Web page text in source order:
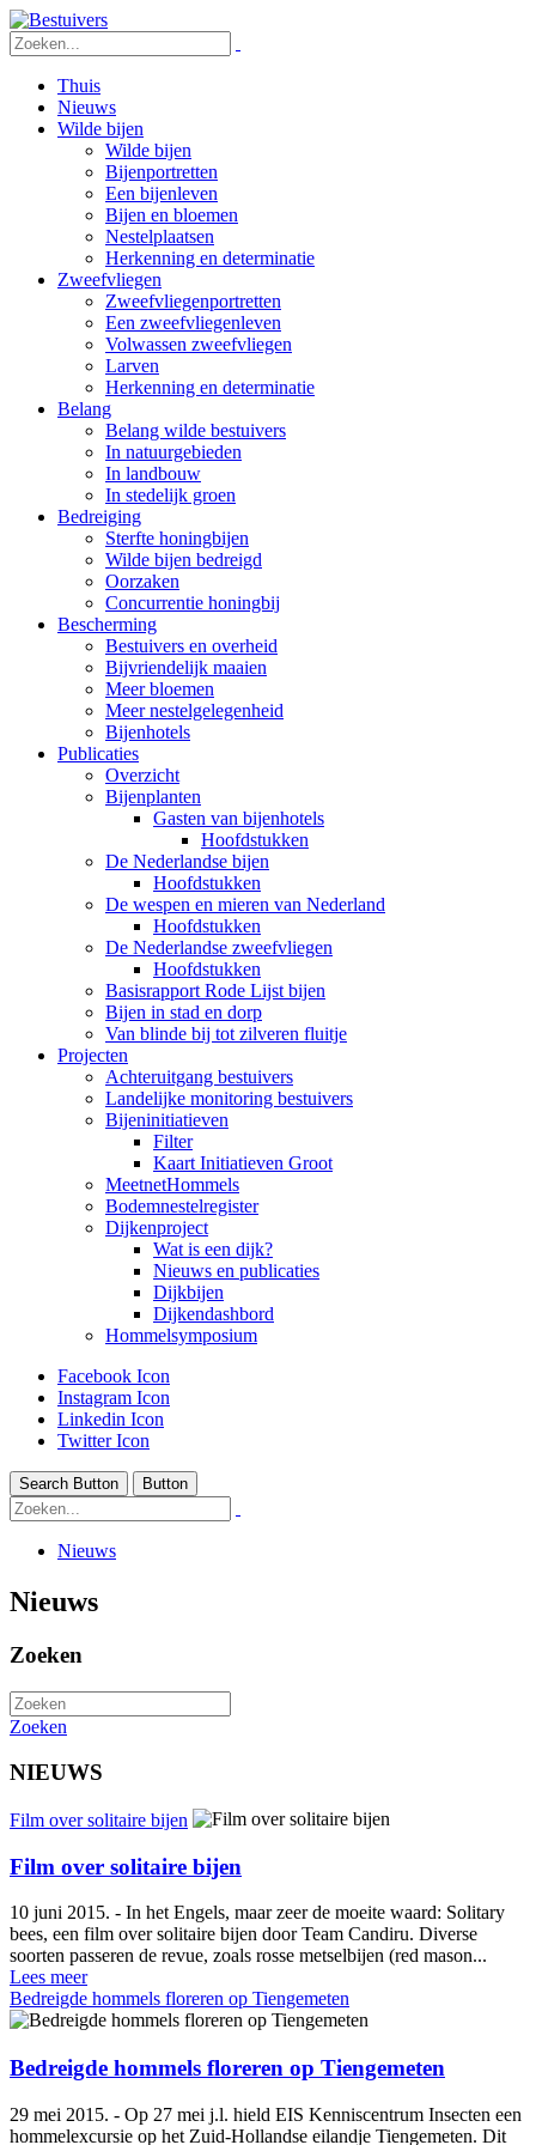
Thuis
Nieuws
Wilde bijen
Wilde bijen
Bijenportretten
Een bijenleven
Bijen en bloemen
Nestelplaatsen
Herkenning en determinatie
Zweefvliegen
Zweefvliegenportretten
Een zweefvliegenleven
Volwassen zweefvliegen
Larven
Herkenning en determinatie
Belang
Belang wilde bestuivers
In natuurgebieden
In landbouw
In stedelijk groen
Bedreiging
Sterfte honingbijen
Wilde bijen bedreigd
Oorzaken
Concurrentie honingbij
Bescherming
Bestuivers en overheid
Bijvriendelijk maaien
Meer bloemen
Meer nestelgelegenheid
Bijenhotels
Publicaties
Overzicht
Bijenplanten
Gasten van bijenhotels
Hoofdstukken
De Nederlandse bijen
Hoofdstukken
De wespen en mieren van Nederland
Hoofdstukken
De Nederlandse zweefvliegen
Hoofdstukken
Basisrapport Rode Lijst bijen
Bijen in stad en dorp
Van blinde bij tot zilveren fluitje
Projecten
Achteruitgang bestuivers
Landelijke monitoring bestuivers
Bijeninitiatieven
Filter
Kaart Initiatieven Groot
MeetnetHommels
Bodemnestelregister
Dijkenproject
Wat is een dijk?
Nieuws en publicaties
Dijkbijen
Dijkendashbord
Hommelsymposium
Facebook Icon
Instagram Icon
Linkedin Icon
Twitter Icon
Search Button Button
Nieuws
Nieuws
Zoeken
Zoeken
NIEUWS
Film over solitaire bijen
Film over solitaire bijen
10 juni 2015. - In het Engels, maar zeer de moeite waard: Solitary
bees, een film over solitaire bijen door Team Candiru. Diverse
soorten passeren de revue, zoals rosse metselbijen (red mason...
Lees meer
Bedreigde hommels floreren op Tiengemeten
Bedreigde hommels floreren op Tiengemeten
29 mei 2015. - Op 27 mei j.l. hield EIS Kenniscentrum Insecten een
hommelexcursie op het Zuid-Hollandse eilandje Tiengemeten. Dit